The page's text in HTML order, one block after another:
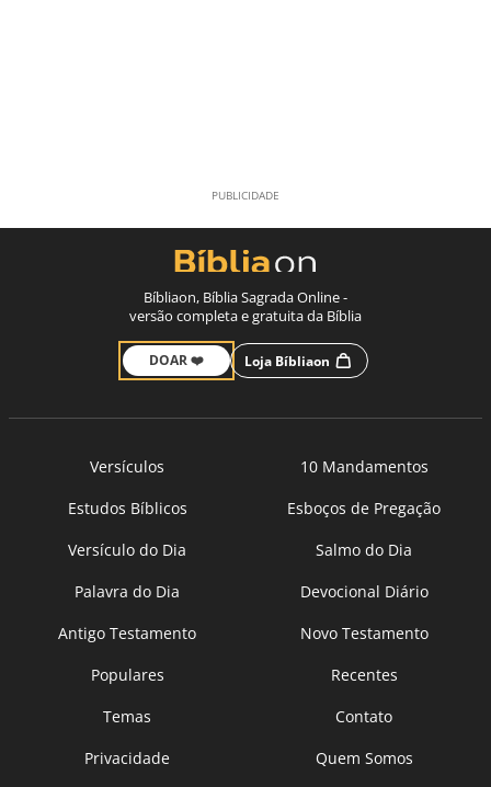
Bíbliaon, Bíblia Sagrada Online -
versão completa e gratuita da Bíblia
DOAR ❤️ Loja Bíbliaon
Versículos
10 Mandamentos
Estudos Bíblicos
Esboços de Pregação
Versículo do Dia
Salmo do Dia
Palavra do Dia
Devocional Diário
Antigo Testamento
Novo Testamento
Populares
Recentes
Temas
Contato
Privacidade
Quem Somos